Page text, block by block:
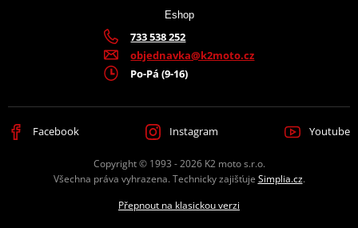
Eshop
733 538 252
objednavka@k2moto.cz
Po-Pá (9-16)
Facebook Instagram Youtube
Copyright © 1993 - 2026 K2 moto s.r.o.
Všechna práva vyhrazena. Technicky zajišťuje Simplia.cz.
Přepnout na klasickou verzi